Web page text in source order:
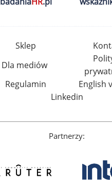
Sklep
Dla mediów
Regulamin
English
Linkedin
Partnerzy: